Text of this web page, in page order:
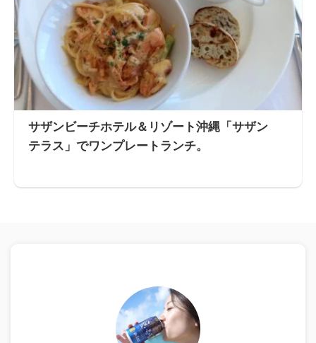
サザンビーチホテル＆リゾート沖縄「サザン
テラス」でワンプレートランチ。